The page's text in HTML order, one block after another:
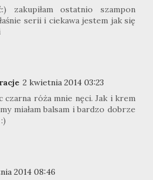
zakupiłam ostatnio szampon
serii i ciekawa jestem jak się
2 kwietnia 2014 03:23
czarna róża mnie nęci. Jak i krem
miałam balsam i bardzo dobrze
2014 08:46